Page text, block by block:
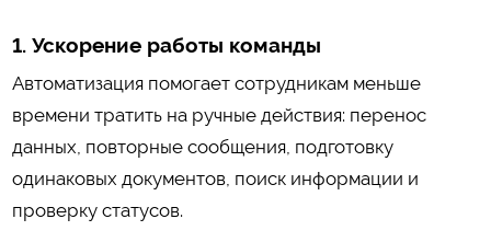
1. Ускорение работы команды
Автоматизация помогает сотрудникам меньше
времени тратить на ручные действия: перенос
данных, повторные сообщения, подготовку
одинаковых документов, поиск информации и
проверку статусов.